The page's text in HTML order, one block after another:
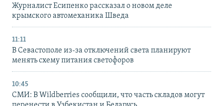
Журналист Есипенко рассказал о новом деле
крымского автомеханика Шведа
11:11
В Севастополе из-за отключений света планируют
менять схему питания светофоров
10:45
СМИ: В Wildberries сообщили, что часть складов могут